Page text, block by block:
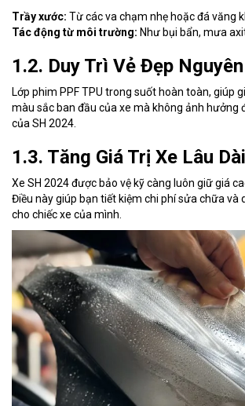
Trầy xước: Từ các va chạm nhẹ hoặc đá văng
Tác động từ môi trường: Như bụi bẩn, mưa
1.2. Duy Trì Vẻ Đẹp
Lớp phim PPF TPU trong suốt hoàn toàn, giúp
màu sắc ban đầu của xe mà không ảnh hưởng
của SH 2024.
1.3. Tăng Giá Trị Xe Lâu Dài
Xe SH 2024 được bảo vệ kỹ càng luôn giữ giá
Điều này giúp bạn tiết kiệm chi phí sửa chữa và
cho chiếc xe của mình.